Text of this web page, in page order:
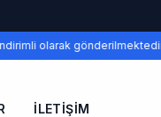
olarak gönderilmektedir.
İLETIŞIM